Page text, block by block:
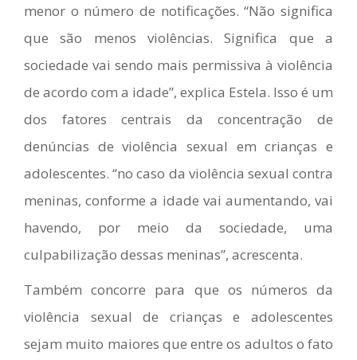
menor o número de notificações. “Não significa
que são menos violências. Significa que a
sociedade vai sendo mais permissiva à violência
de acordo com a idade”, explica Estela. Isso é um
dos fatores centrais da concentração de
denúncias de violência sexual em crianças e
adolescentes. “no caso da violência sexual contra
meninas, conforme a idade vai aumentando, vai
havendo, por meio da sociedade, uma
culpabilização dessas meninas”, acrescenta.
Também concorre para que os números da
violência sexual de crianças e adolescentes
sejam muito maiores que entre os adultos o fato